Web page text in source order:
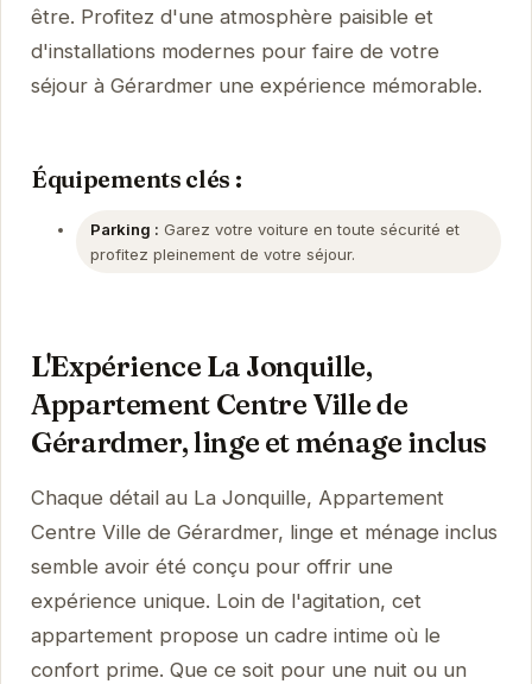
être. Profitez d'une atmosphère paisible et
d'installations modernes pour faire de votre
séjour à Gérardmer une expérience mémorable.
Équipements clés :
Parking : Garez votre voiture en toute sécurité et
profitez pleinement de votre séjour.
L'Expérience La Jonquille,
Appartement Centre Ville de
Gérardmer, linge et ménage inclus
Chaque détail au La Jonquille, Appartement
Centre Ville de Gérardmer, linge et ménage inclus
semble avoir été conçu pour offrir une
expérience unique. Loin de l'agitation, cet
appartement propose un cadre intime où le
confort prime. Que ce soit pour une nuit ou un